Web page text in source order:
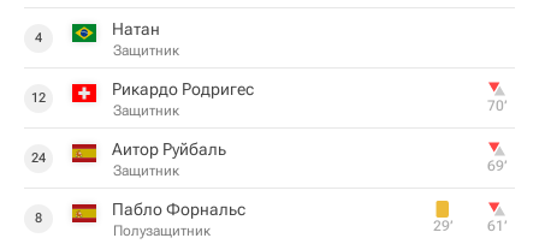
4 Натан
Защитник
12 Рикардо Родригес
Защитник 70‎’‎
24 Аитор Руйбаль
Защитник 69‎’‎
8 Пабло Форнальс
Полузащитник 29‎’‎ 61‎’‎